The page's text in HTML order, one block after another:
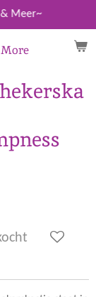
Meer~